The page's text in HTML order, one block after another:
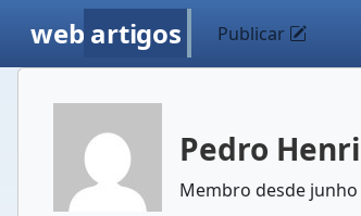
web artigos Publicar
Pedro
Membro desde junho